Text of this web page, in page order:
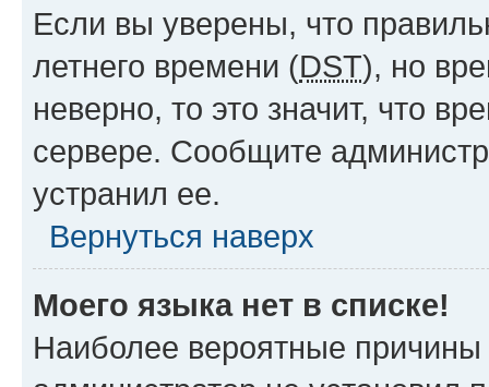
Если вы уверены, что
летнего времени (DST), но
неверно, то это значит, что
сервере. Сообщите
устранил ее.
Вернуться наверх
Моего языка нет в списке!
Наиболее вероятные причины